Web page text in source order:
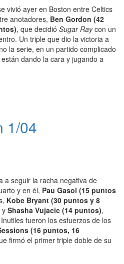
vivió ayer en Boston entre Celtics
anotadores, Ben Gordon (42
, que decidió Sugar Raycon un
Un triple que dio la victoria a
la serie, en un partido complicado
dando la cara y jugando a
1/04
a seguir la racha negativa de
y en él, Pau Gasol (15 puntos
Kobe Bryant (30 puntos y 8
yShasha Vujacic (14 puntos),
fueron los esfuerzos de los
(16 puntos, 16
firmó el primer triple doble de su